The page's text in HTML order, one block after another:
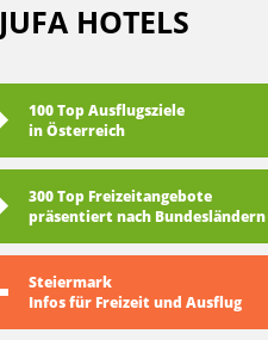
JUFA HOTELS
100 Top Ausflugsziele
in Österreich
300 Top Freizeitangebote
präsentiert nach Bundesländern
Steiermark
Infos für Freizeit und Ausflug